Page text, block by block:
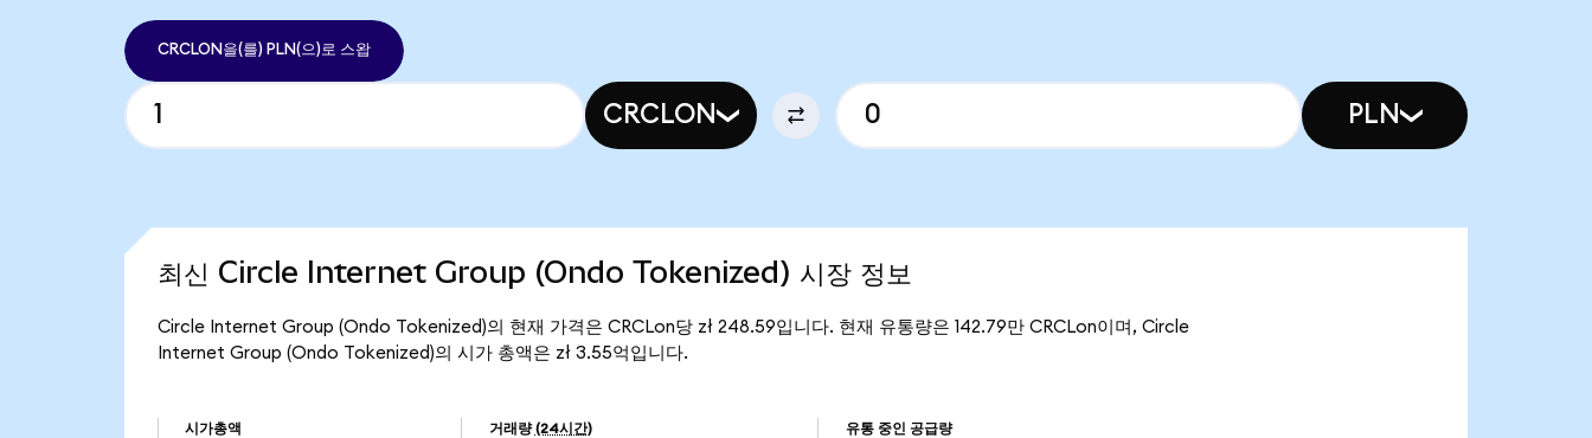
CRCLON을(를) PLN(으)로 스왑
CRCLON PLN
최신 Circle Internet Group (Ondo Tokenized) 시장 정보
Circle Internet Group (Ondo Tokenized)의 현재 가격은 CRCLon당 zł 248.59입니다. 현재 유통량은 142.79만 CRCLon이며, Circle
Internet Group (Ondo Tokenized)의 시가 총액은 zł 3.55억입니다.
시가총액 거래량 (24시간) 유통 중인 공급량